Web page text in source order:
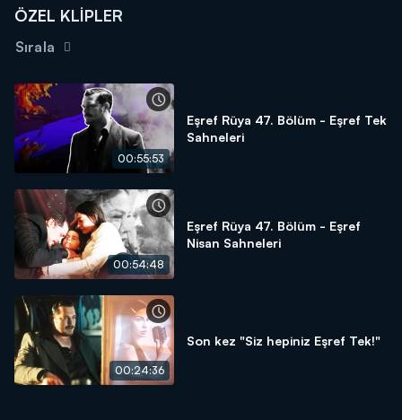
ÖZEL KLİPLER
Sırala
00:55:53
Eşref Rüya 47. Bölüm - Eşref Tek
Sahneleri
00:54:48
Eşref Rüya 47. Bölüm - Eşref
Nisan Sahneleri
00:24:36
Son kez "Siz hepiniz Eşref Tek!"